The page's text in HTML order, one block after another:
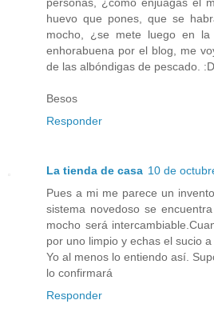
huevo que pones, que se
mocho, ¿se mete luego en la
enhorabuena por el blog, me
de las albóndigas de pescado. :D
Besos
Responder
La tienda de casa 10 de
Pues a mi me parece un
sistema novedoso se
mocho será
por uno limpio y echas el sucio
Yo al menos lo entiendo así.
lo confirmará
Responder